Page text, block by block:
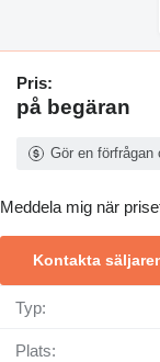
Pris:
på begäran
Gör en förfrågan
Meddela mig när
Kontakta
Typ:
Plats: